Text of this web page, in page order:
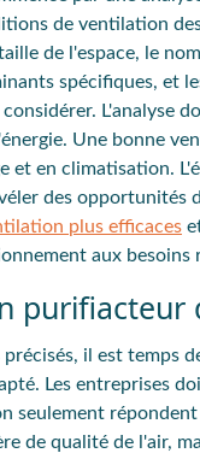
de ventilation
de l'espace, le
spécifiques, et
L'analyse
. Une bonne
et en climatisation.
des opportunités
plus efficaces
aux besoins
purifiacteur
il est temps
. Les entreprises
seulement répondent
de qualité de l'air,